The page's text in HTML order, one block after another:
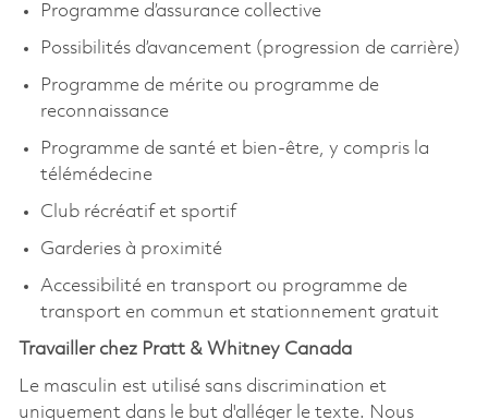
Programme d’assurance collective
Possibilités d’avancement (progression de carrière)
Programme de mérite ou programme de
reconnaissance
Programme de santé et bien-être, y compris la
télémédecine
Club récréatif et sportif
Garderies à proximité
Accessibilité en transport ou programme de
transport en commun et stationnement gratuit
Travailler chez Pratt & Whitney Canada
Le masculin est utilisé sans discrimination et
uniquement dans le but d'alléger le texte. Nous